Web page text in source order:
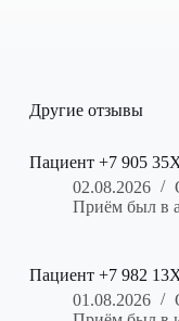
Другие отзывы
Пациент +7 905
02.08.2026
Приём был в
Пациент +7 982
01.08.2026